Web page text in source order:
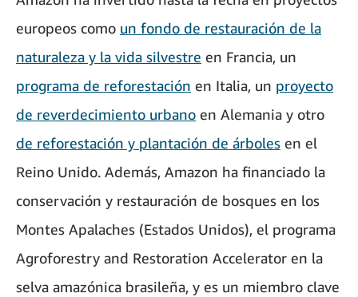
europeos como un fondo de restauración de la
naturaleza y la vida silvestre en Francia, un
programa de reforestación en Italia, un proyecto
de reverdecimiento urbano en Alemania y otro
de reforestación y plantación de árboles en el
Reino Unido. Además, Amazon ha financiado la
conservación y restauración de bosques en los
Montes Apalaches (Estados Unidos), el programa
Agroforestry and Restoration Accelerator en la
selva amazónica brasileña, y es un miembro clave